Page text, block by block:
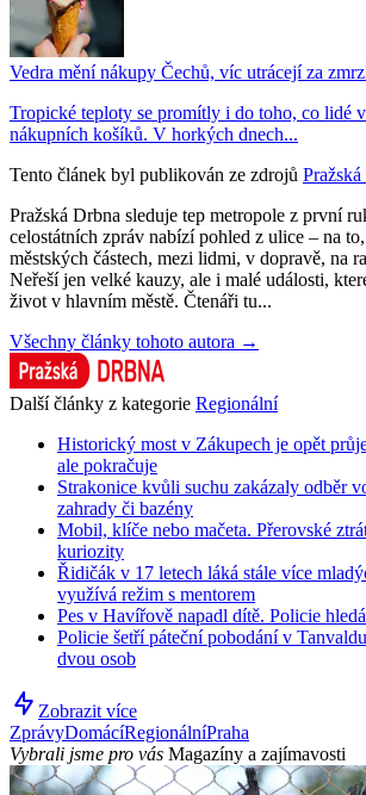
Vedra mění nákupy Čechů, víc utrácejí za
Tropické teploty se promítly i do toho, co lidé
nákupních košíků. V horkých dnech...
Tento článek byl publikován ze zdrojů
Pražská Drbna sleduje tep metropole z první
celostátních zpráv nabízí pohled z ulice – na
městských částech, mezi lidmi, v dopravě, na
Neřeší jen velké kauzy, ale i malé události,
život v hlavním městě. Čtenáři tu...
Všechny články tohoto autora →
Další články z kategorie Regionální
Historický most v Zákupech je opět
ale pokračuje
Strakonice kvůli suchu zakázaly odběr
zahrady či bazény
Mobil, klíče nebo mačeta. Přerovské
kuriozity
Řidičák v 17 letech láká stále více
využívá režim s mentorem
Pes v Havířově napadl dítě. Policie
Policie šetří páteční pobodání v
dvou osob
Zobrazit více
ZprávyDomácíRegionálníPraha
Vybrali jsme pro vás Magazíny a zajímavosti